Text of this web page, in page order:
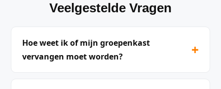
Veelgestelde Vragen
Hoe weet ik of mijn groepenkast
vervangen moet worden?
+